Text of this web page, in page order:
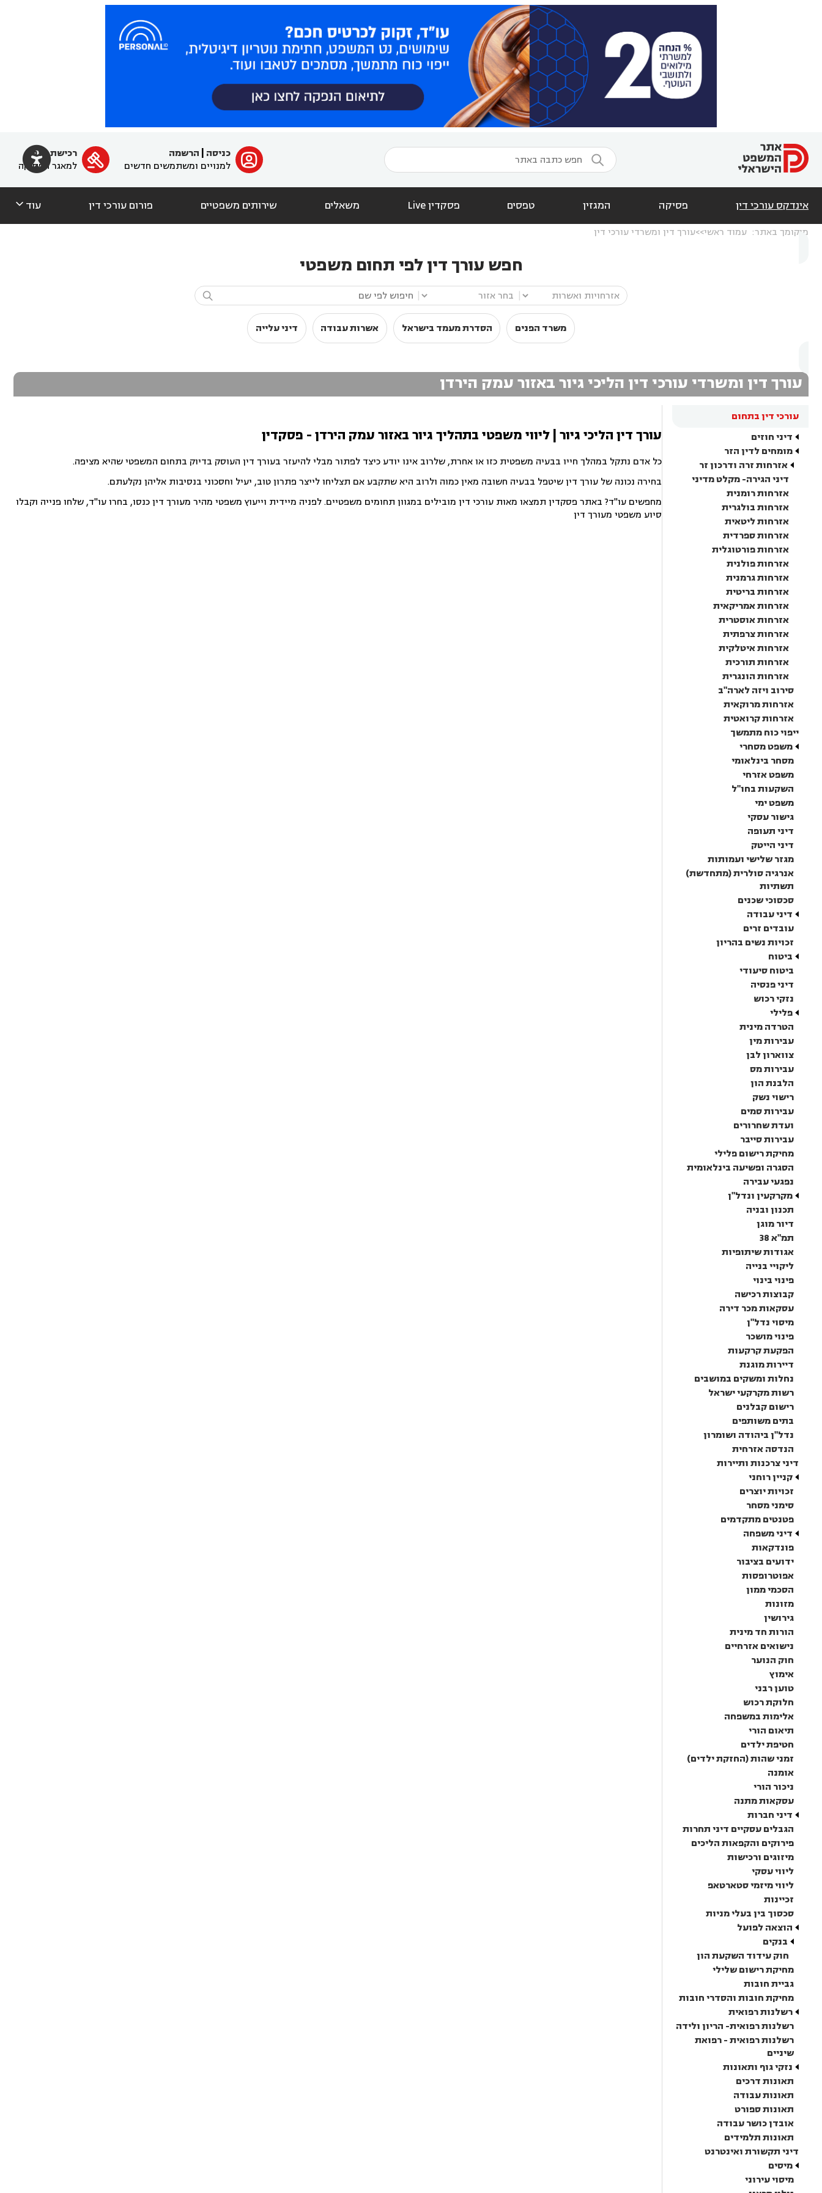
  ﱐ כניסה
הרשמה
למנויים ומשתמשים חדשים

רכישת מנוי
למאגר הפסיקה
אינדקס עורכי דין פסיקה המגזין טפסים פסקדין Live משאלים שירותים משפטיים פורום עורכי דין עוד 
מיקומך באתר: עמוד ראשי עורך דין ומשרדי עורכי דין
חפש עורך דין לפי תחום משפטי

משרד הפנים הסדרת מעמד בישראל אשרות עבודה דיני עלייה
עורך דין ומשרדי עורכי דין הליכי גיור באזור עמק הירדן
עורכי דין בתחום
דיני חוזים
מומחים לדין הזר
אזרחות זרה ודרכון זר
דיני הגירה- מקלט מדיני
אזרחות רומנית
אזרחות בולגרית
אזרחות ליטאית
אזרחות ספרדית
אזרחות פורטוגלית
אזרחות פולנית
אזרחות גרמנית
אזרחות בריטית
אזרחות אמריקאית
אזרחות אוסטרית
אזרחות צרפתית
אזרחות איטלקית
אזרחות תורכית
אזרחות הונגרית
סירוב ויזה לארה"ב
אזרחות מרוקאית
אזרחות קרואטית
ייפוי כוח מתמשך
משפט מסחרי
מסחר בינלאומי
משפט אזרחי
השקעות בחו"ל
משפט ימי
גישור עסקי
דיני תעופה
דיני הייטק
מגזר שלישי ועמותות
אנרגיה סולרית (מתחדשת)
תשתיות
סכסוכי שכנים
דיני עבודה
עובדים זרים
זכויות נשים בהריון
ביטוח
ביטוח סיעודי
דיני פנסיה
נזקי רכוש
פלילי
הטרדה מינית
עבירות מין
צווארון לבן
עבירות מס
הלבנת הון
רישוי נשק
עבירות סמים
ועדת שחרורים
עבירות סייבר
מחיקת רישום פלילי
הסגרה ופשיעה בינלאומית
נפגעי עבירה
מקרקעין ונדל"ן
תכנון ובניה
דיור מוגן
תמ"א 38
אגודות שיתופיות
ליקויי בנייה
פינוי בינוי
קבוצות רכישה
עסקאות מכר דירה
מיסוי נדל"ן
פינוי מושכר
הפקעת קרקעות
דיירות מוגנת
נחלות ומשקים במושבים
רשות מקרקעי ישראל
רישום קבלנים
בתים משותפים
נדל"ן ביהודה ושומרון
הנדסה אזרחית
דיני צרכנות ותיירות
קניין רוחני
זכויות יוצרים
סימני מסחר
פטנטים מתקדמים
דיני משפחה
פונדקאות
ידועים בציבור
אפוטרופסות
הסכמי ממון
מזונות
גירושין
הורות חד מינית
נישואים אזרחיים
חוק הנוער
אימוץ
טוען רבני
חלוקת רכוש
אלימות במשפחה
תיאום הורי
חטיפת ילדים
זמני שהות (החזקת ילדים)
אומנה
ניכור הורי
עסקאות מתנה
דיני חברות
הגבלים עסקיים דיני תחרות
פירוקים והקפאות הליכים
מיזוגים ורכישות
ליווי עסקי
ליווי מיזמי סטארטאפ
זכיינות
סכסוך בין בעלי מניות
הוצאה לפועל
בנקים
חוק עידוד השקעת הון
מחיקת רישום שלילי
גביית חובות
מחיקת חובות והסדרי חובות
רשלנות רפואית
רשלנות רפואית- הריון ולידה
רשלנות רפואית - רפואת
שיניים
נזקי גוף ותאונות
תאונות דרכים
תאונות עבודה
תאונות ספורט
אובדן כושר עבודה
תאונות תלמידים
דיני תקשורת ואינטרנט
מיסים
מיסוי עירוני
עורך דין הליכי גיור | ליווי משפטי בתהליך גיור באזור עמק הירדן - פסקדין
כל אדם נתקל במהלך חייו בבעיה משפטית כזו או אחרת, שלרוב אינו יודע כיצד לפתור מבלי להיעזר בעורך דין העוסק בדיוק בתחום המשפטי שהיא מציפה.
בחירה נכונה של עורך דין שיטפל בבעיה חשובה מאין כמוה ולרוב היא שתקבע אם תצליחו לייצר פתרון טוב, יעיל וחסכוני בנסיבות אליהן נקלעתם.
מחפשים עו"ד? באתר פסקדין תמצאו מאות עורכי דין מובילים במגוון תחומים משפטיים. לפניה מיידית וייעוץ משפטי מהיר מעורך דין כנסו, בחרו עו"ד, שלחו פנייה וקבלו
סיוע משפטי מעורך דין